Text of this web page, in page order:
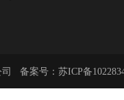
备案号： 苏ICP备